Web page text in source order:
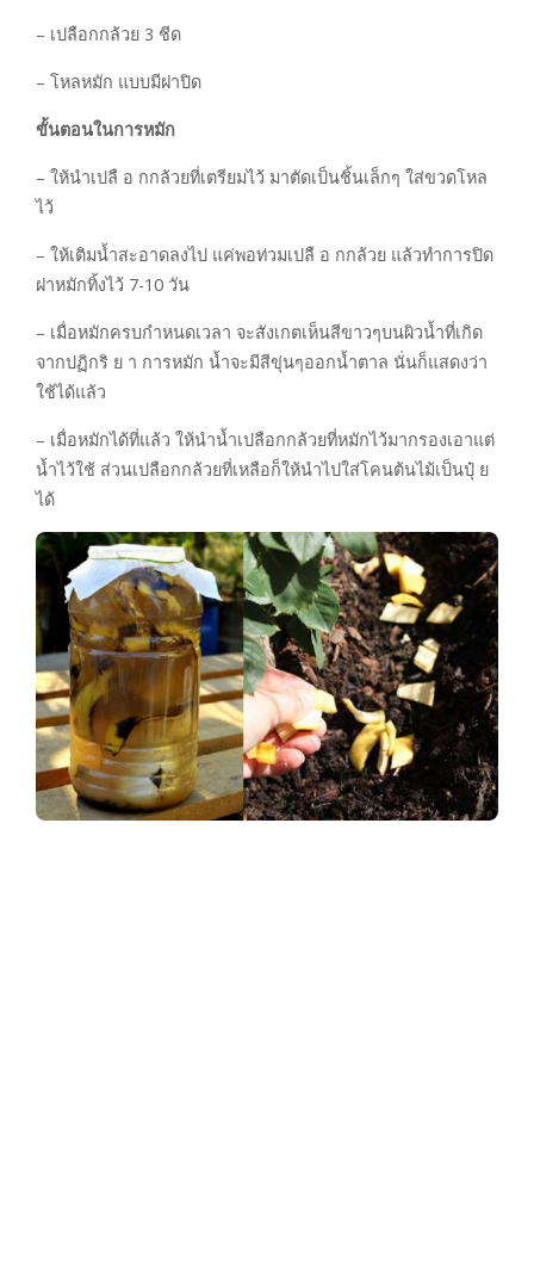
– เปลือกกล้วย 3 ชีด
– โหลหมัก แบบมีฝาปิด
ขั้นตอนในการหมัก
– ให้นำเปลื อ กกล้วยที่เตรียมไว้ มาตัดเป็นชิ้นเล็กๆ ใส่ขวดโหล
ไว้
– ให้เติมน้ำสะอาดลงไป แค่พอท่วมเปลื อ กกล้วย แล้วทำการปิด
ฝาหมักทิ้งไว้ 7-10 วัน
– เมื่อหมักครบกำหนดเวลา จะสังเกตเห็นสีขาวๆบนผิวน้ำที่เกิด
จากปฏิกริ ย า การหมัก น้ำจะมีสีขุ่นๆออกน้ำตาล นั่นก็แสดงว่า
ใช้ได้แล้ว
– เมื่อหมักได้ที่แล้ว ให้นำน้ำเปลือกกล้วยที่หมักไว้มากรองเอาแต่
น้ำไว้ใช้ ส่วนเปลือกกล้วยที่เหลือก็ให้นำไปใส่โคนต้นไม้เป็นปุ๋ ย
ได้